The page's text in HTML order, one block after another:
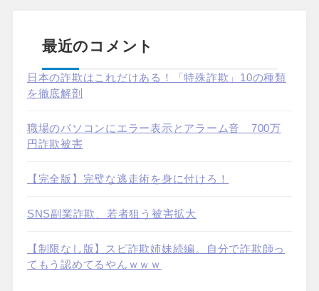
最近のコメント
日本の詐欺はこれだけある！「特殊詐欺」10の種類
を徹底解剖
職場のパソコンにエラー表示とアラーム音 700万
円詐欺被害
【完全版】完璧な逃走術を身に付けろ！
SNS副業詐欺、若者狙う被害拡大
【制限なし版】スピ詐欺姉妹続編。自分で詐欺師っ
てもう認めてるやんｗｗｗ